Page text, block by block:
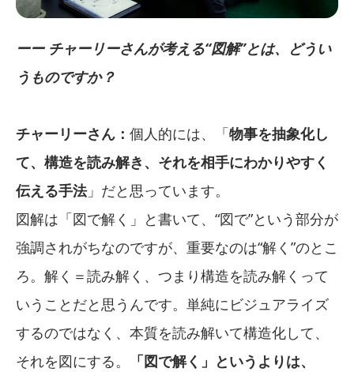
ーー チャーリーさんが考える“図解”とは、どうい
うものですか？
チャーリーさん： 個人的には、「物事を抽象化し
て、構造を読み解き、それを相手にわかりやすく
伝える手法」だと思っています。
図解は「図で解く」と書いて、“図で”という部分が
強調されがちなのですが、重要なのは“解く”のとこ
ろ。解く＝読み解く、つまり構造を読み解くって
いうことだと思うんです。単純にビジュアライズ
するのではなく、本質を読み解いて構造化して、
それを図にする。
「図で解く」というよりは、